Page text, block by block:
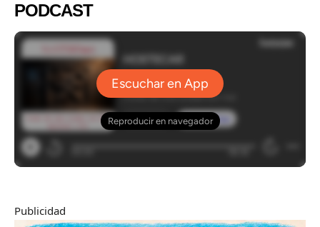
PODCAST
Publicidad